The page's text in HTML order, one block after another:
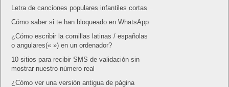
Letra de canciones populares infantiles cortas
Cómo saber si te han bloqueado en WhatsApp
¿Cómo escribir la comillas latinas / españolas
o angulares(« ») en un ordenador?
10 sitios para recibir SMS de validación sin
mostrar nuestro número real
¿Cómo ver una versión antigua de página